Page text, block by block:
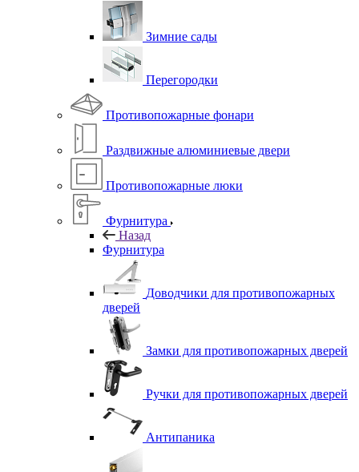
Зимние сады
Перегородки
Противопожарные фонари
Раздвижные алюминиевые двери
Противопожарные люки
Фурнитура
Назад
Фурнитура
Доводчики для противопожарных
дверей
Замки для противопожарных дверей
Ручки для противопожарных дверей
Антипаника